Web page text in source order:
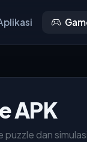
APK
puzzle dan